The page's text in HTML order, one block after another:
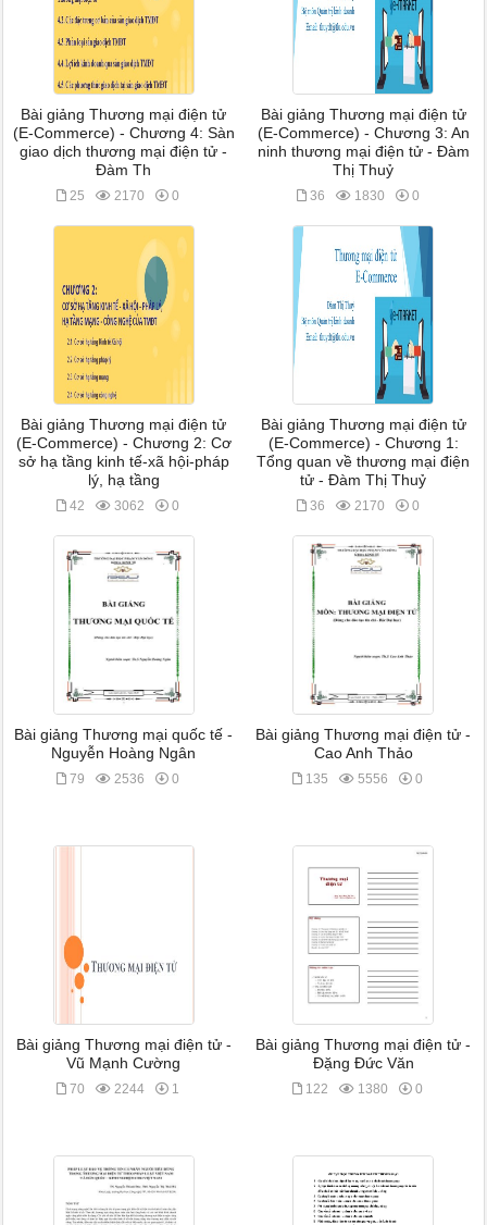
Bài giảng Thương mại điện tử
(E-Commerce) - Chương 4: Sàn
giao dịch thương mại điện tử -
Đàm Th
25 2170 0
Bài giảng Thương mại điện tử
(E-Commerce) - Chương 3: An
ninh thương mại điện tử - Đàm
Thị Thuỷ
36 1830 0
Bài giảng Thương mại điện tử
(E-Commerce) - Chương 2: Cơ
sở hạ tầng kinh tế-xã hội-pháp
lý, hạ tầng
42 3062 0
Bài giảng Thương mại điện tử
(E-Commerce) - Chương 1:
Tổng quan về thương mại điện
tử - Đàm Thị Thuỷ
36 2170 0
Bài giảng Thương mại quốc tế -
Nguyễn Hoàng Ngân
79 2536 0
Bài giảng Thương mại điện tử -
Cao Anh Thảo
135 5556 0
Bài giảng Thương mại điện tử -
Vũ Mạnh Cường
70 2244 1
Bài giảng Thương mại điện tử -
Đặng Đức Văn
122 1380 0